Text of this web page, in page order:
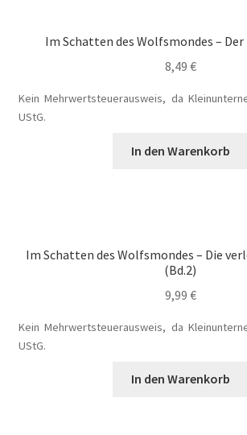
Einzel Romane
Forum
Gilbert Faunus – Im Schatten des
Im Schatten des Wolfsmondes – Der
Im Schatten des Wolfsmondes –
8,49 €
Kein Mehrwertsteuerausweis, da
UStG.
In den Warenkorb
Im Schatten des Wolfsmondes – Die
(Bd.2)
9,99 €
Kein Mehrwertsteuerausweis, da
UStG.
In den Warenkorb